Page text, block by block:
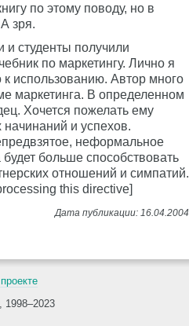
по этому поводу, но в
зря.
и студенты получили
по маркетингу. Лично я
к использованию. Автор много
маркетинга. В определенном
Хочется пожелать ему
и успехов.
неформальное
больше способствовать
отношений и симпатий.
this directive]
1998–2023